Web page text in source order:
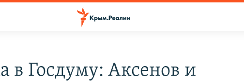
в Госдуму: Аксенов и